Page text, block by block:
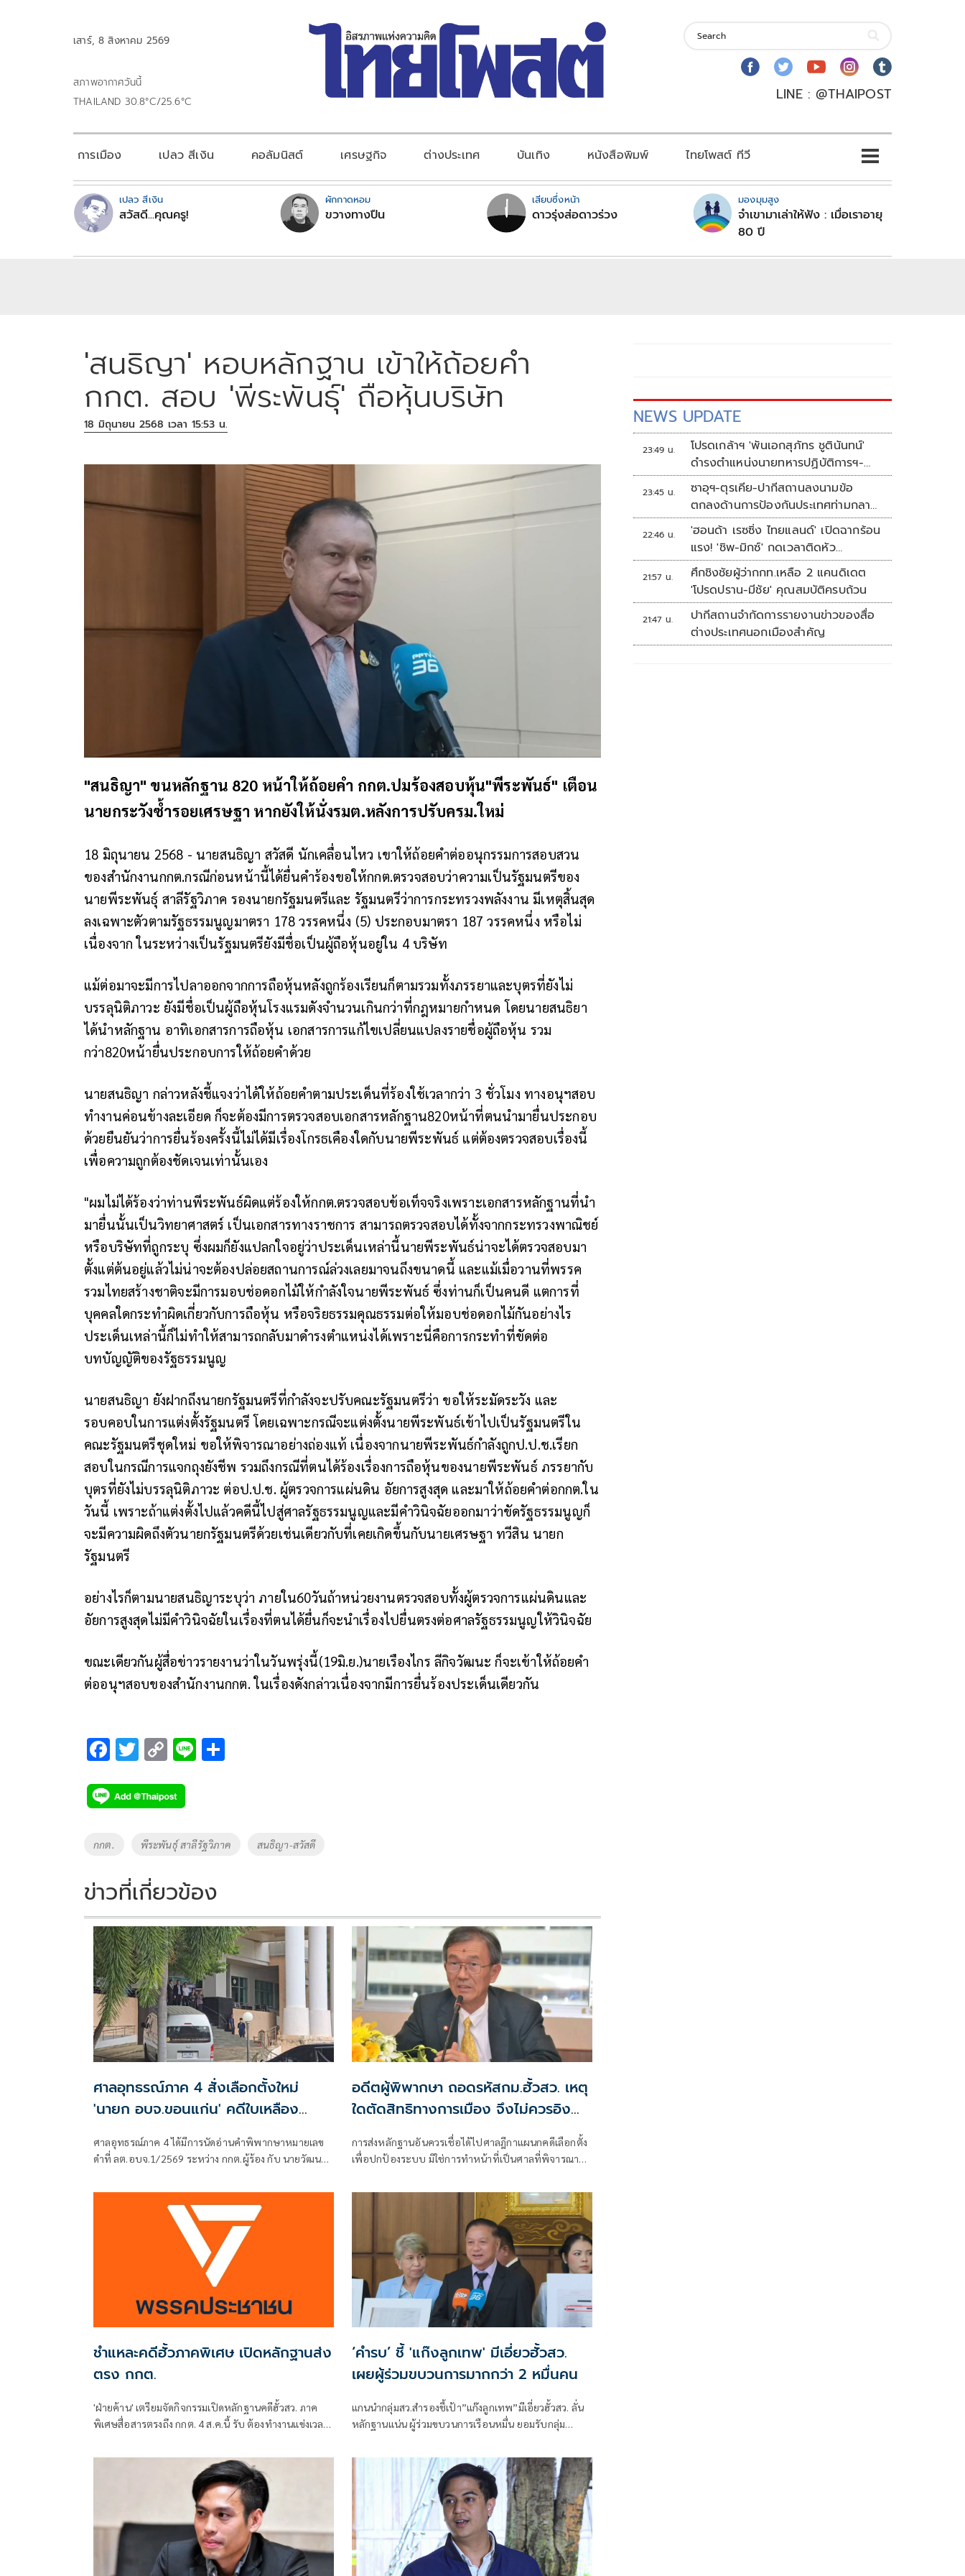
เสาร์, 8 สิงหาคม 2569
สภาพอากาศวันนี้
THAILAND 30.8°C/25.6°C
LINE : @THAIPOST
การเมือง เปลว สีเงิน คอลัมนิสต์ เศรษฐกิจ ต่างประเทศ บันเทิง หนังสือพิมพ์ ไทยโพสต์ ทีวี
เปลว สีเงิน
สวัสดี...คุณครู!
ผักกาดหอม
ขวางทางปืน
เสียบซึ่งหน้า
ดาวรุ่งส่อดาวร่วง
มองมุมสูง
จำเขามาเล่าให้ฟัง : เมื่อเราอายุ
80 ปี
'สนธิญา' หอบหลักฐาน เข้าให้ถ้อยคำ
กกต. สอบ 'พีระพันธุ์' ถือหุ้นบริษัท
18 มิถุนายน 2568 เวลา 15:53 น.
"สนธิญา" ขนหลักฐาน 820 หน้าให้ถ้อยคำ กกต.ปมร้องสอบหุ้น"พีระพันธ์" เตือน
นายกระวังซ้ำรอยเศรษฐา หากยังให้นั่งรมต.หลังการปรับครม.ใหม่
18 มิถุนายน 2568 - นายสนธิญา สวัสดี นักเคลื่อนไหว เขาให้ถ้อยคำต่ออนุกรรมการสอบสวน
ของสำนักงานกกต.กรณีก่อนหน้านี้ได้ยื่นคำร้องขอให้กกต.ตรวจสอบว่าความเป็นรัฐมนตรีของ
นายพีระพันธุ์ สาลีรัฐวิภาค รองนายกรัฐมนตรีและ รัฐมนตรีว่าการกระทรวงพลังงาน มีเหตุสิ้นสุด
ลงเฉพาะตัวตามรัฐธรรมนูญมาตรา 178 วรรคหนึ่ง (5) ประกอบมาตรา 187 วรรคหนึ่ง หรือไม่
เนื่องจาก ในระหว่างเป็นรัฐมนตรียังมีชื่อเป็นผู้ถือหุ้นอยู่ใน 4 บริษัท
แม้ต่อมาจะมีการไปลาออกจากการถือหุ้นหลังถูกร้องเรียนก็ตามรวมทั้งภรรยาและบุตรที่ยังไม่
บรรลุนิติภาวะ ยังมีชื่อเป็นผู้ถือหุ้นโรงแรมดังจำนวนเกินกว่าที่กฎหมายกำหนด โดยนายสนธิยา
ได้นำหลักฐาน อาทิเอกสารการถือหุ้น เอกสารการแก้ไขเปลี่ยนแปลงรายชื่อผู้ถือหุ้น รวม
กว่า820หน้ายื่นประกอบการให้ถ้อยคำด้วย
นายสนธิญา กล่าวหลังชี้แจงว่าได้ให้ถ้อยคำตามประเด็นที่ร้องใช้เวลากว่า 3 ชั่วโมง ทางอนุฯสอบ
ทำงานค่อนข้างละเอียด ก็จะต้องมีการตรวจสอบเอกสารหลักฐาน820หน้าที่ตนนำมายื่นประกอบ
ด้วยยืนยันว่าการยื่นร้องครั้งนี้ไม่ได้มีเรื่องโกรธเคืองใดกับนายพีระพันธ์ แต่ต้องตรวจสอบเรื่องนี้
เพื่อความถูกต้องชัดเจนเท่านั้นเอง
"ผมไม่ได้ร้องว่าท่านพีระพันธ์ผิดแต่ร้องให้กกต.ตรวจสอบข้อเท็จจริงเพราะเอกสารหลักฐานที่นำ
มายื่นนั้นเป็นวิทยาศาสตร์ เป็นเอกสารทางราชการ สามารถตรวจสอบได้ทั้งจากกระทรวงพาณิชย์
หรือบริษัทที่ถูกระบุ ซึ่งผมก็ยังแปลกใจอยู่ว่าประเด็นเหล่านี้นายพีระพันธ์น่าจะได้ตรวจสอบมา
ตั้งแต่ต้นอยู่แล้วไม่น่าจะต้องปล่อยสถานการณ์ล่วงเลยมาจนถึงขนาดนี้ และแม้เมื่อวานที่พรรค
รวมไทยสร้างชาติจะมีการมอบช่อดอกไม้ให้กำลังใจนายพีระพันธ์ ซึ่งท่านก็เป็นคนดี แตการที่
บุคคลใดกระทำผิดเกี่ยวกับการถือหุ้น หรือจริยธรรมคุณธรรมต่อให้มอบช่อดอกไม้กันอย่างไร
ประเด็นเหล่านี้ก็ไม่ทำให้สามารถกลับมาดำรงตำแหน่งได้เพราะนี่คือการกระทำที่ขัดต่อ
บทบัญญัติของรัฐธรรมนูญ
นายสนธิญา ยังฝากถึงนายกรัฐมนตรีที่กำลังจะปรับคณะรัฐมนตรีว่า ขอให้ระมัดระวัง และ
รอบคอบในการแต่งตั้งรัฐมนตรี โดยเฉพาะกรณีจะแต่งตั้งนายพีระพันธ์เข้าไปเป็นรัฐมนตรีใน
คณะรัฐมนตรีชุดใหม่ ขอให้พิจารณาอย่างถ่องแท้ เนื่องจากนายพีระพันธ์กำลังถูกป.ป.ช.เรียก
สอบในกรณีการแจกถุงยังชีพ รวมถึงกรณีที่ตนได้ร้องเรื่องการถือหุ้นของนายพีระพันธ์ ภรรยากับ
บุตรที่ยังไม่บรรลุนิติภาวะ ต่อป.ป.ช. ผู้ตรวจการแผ่นดิน อัยการสูงสุด และมาให้ถ้อยคำต่อกกต.ใน
วันนี้ เพราะถ้าแต่งตั้งไปแล้วคดีนี้ไปสู่ศาลรัฐธรรมนูญและมีคำวินิจฉัยออกมาว่าขัดรัฐธรรมนูญก็
จะมีความผิดถึงตัวนายกรัฐมนตรีด้วยเช่นเดียวกับที่เคยเกิดขึ้นกับนายเศรษฐา ทวีสิน นายก
รัฐมนตรี
อย่างไรก็ตามนายสนธิญาระบุว่า ภายใน60วันถ้าหน่วยงานตรวจสอบทั้งผู้ตรวจการแผ่นดินและ
อัยการสูงสุดไม่มีคำวินิจฉัยในเรื่องที่ตนได้ยื่นก็จะนำเรื่องไปยื่นตรงต่อศาลรัฐธรรมนูญให้วินิจฉัย
ขณะเดียวกันผู้สื่อข่าวรายงานว่าในวันพรุ่งนี้(19มิ.ย.)นายเรืองไกร ลีกิจวัฒนะ ก็จะเข้าให้ถ้อยคำ
ต่ออนุฯสอบของสำนักงานกกต. ในเรื่องดังกล่าวเนื่องจากมีการยื่นร้องประเด็นเดียวกัน
F
e
b
o
k
T
tt
er
C
p
y
Li
k
Li
Tags
กกต. พีระพันธุ์ สาลีรัฐวิภาค สนธิญา-สวัสดี
ข่าวที่เกี่ยวข้อง
ศาลอุทธรณ์ภาค 4 สั่งเลือกตั้งใหม่
'นายก อบจ.ขอนแก่น' คดีใบเหลือง
ศาลอุทธรณ์ภาค 4 ได้มีการนัดอ่านคำพิพากษาหมายเลข
ดำที่ ลต.อบจ.1/2569 ระหว่าง กกต.ผู้ร้อง กับ นายวัฒนา
ถิ่นหรือผู้บริหารท้องถิ่น (ขอให้มีการเลือกตั้ง นายก
อดีตผู้พิพากษา ถอดรหัสกม.ฮั้วสว. เหตุ
ใดตัดสิทธิทางการเมือง จึงไม่ควรอิง
มาตรฐานเดียวกับคดีอาญา
การส่งหลักฐานอันควรเชื่อได้ไปศาลฎีกาแผนกคดีเลือกตั้ง
เพื่อปกป้องระบบ มิใช่การทำหน้าที่เป็นศาลที่พิจารณาคดี
ชำแหละคดีฮั้วภาคพิเศษ เปิดหลักฐานส่ง
ตรง กกต.
'ฝ่ายค้าน' เตรียมจัดกิจกรรมเปิดหลักฐานคดีฮั้วสว. ภาค
พิเศษสื่อสารตรงถึง กกต. 4 ส.ค.นี้ รับ ต้องทำงานแข่งเวลา
เข้าข่ายละเว้นการปฏิบัติหน้าที่หรือไม่
‘คำรบ’ ชี้ 'แก๊งลูกเทพ' มีเอี่ยวฮั้วสว.
เผยผู้ร่วมขบวนการมากกว่า 2 หมื่นคน
แกนนำกลุ่มสว.สำรองชี้เป้า”แก๊งลูกเทพ”มีเอี่ยวฮั้วสว. ลั่น
หลักฐานแน่น ผู้ร่วมขบวนการเรือนหมื่น ยอมรับกลุ่ม
เตือนกกต.หากไม่ส่งศาลฎีกาสอย 138 สว.โดนร้องเอาผิด
NEWS UPDATE
23:49 น.
โปรดเกล้าฯ 'พันเอกสุภัทร ชูตินันทน์'
ดำรงตำแหน่งนายทหารปฏิบัติการฯ-
พระราชทานยศ 'พลตรี'
23:45 น.
ซาอุฯ-ตุรเคีย-ปากีสถานลงนามข้อ
ตกลงด้านการป้องกันประเทศท่ามกลาง
สงครามในภูมิภาค
22:46 น.
'ฮอนด้า เรซซิ่ง ไทยแลนด์' เปิดฉากร้อน
แรง! 'ชิพ-มิกซ์' กดเวลาติดหัว
แถว ARRC สนาม 4 ที่มัลดาลิกา
21:57 น.
ศึกชิงชัยผู้ว่ากกท.เหลือ 2 แคนดิเดต
'โปรดปราน-มีชัย' คุณสมบัติครบถ้วน
21:47 น.
ปากีสถานจำกัดการรายงานข่าวของสื่อ
ต่างประเทศนอกเมืองสำคัญ